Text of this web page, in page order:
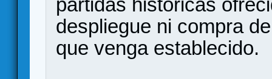
partidas históricas
despliegue ni compra
que venga establecido.